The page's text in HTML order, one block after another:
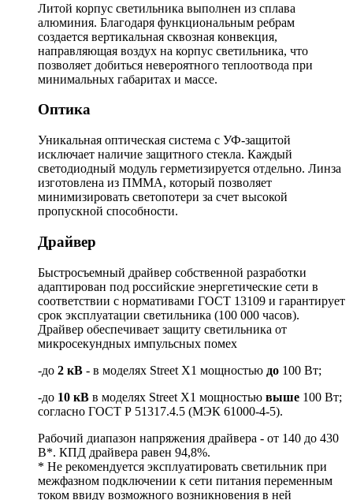
Литой корпус светильника выполнен из сплава
алюминия. Благодаря функциональным ребрам
создается вертикальная сквозная конвекция,
направляющая воздух на корпус светильника, что
позволяет добиться невероятного теплоотвода при
минимальных габаритах и массе.
Оптика
Уникальная оптическая система с УФ-защитой
исключает наличие защитного стекла. Каждый
светодиодный модуль герметизируется отдельно. Линза
изготовлена из ПММА, который позволяет
минимизировать светопотери за счет высокой
пропускной способности.
Драйвер
Быстросъемный драйвер собственной разработки
адаптирован под российские энергетические сети в
соответствии с нормативами ГОСТ 13109 и гарантирует
срок эксплуатации светильника (100 000 часов).
Драйвер обеспечивает защиту светильника от
микросекундных импульсных помех
-до 2 кВ - в моделях Street X1 мощностью до 100 Вт;
-до 10 кВ в моделях Street X1 мощностью выше 100 Вт;
согласно ГОСТ Р 51317.4.5 (МЭК 61000-4-5).
Рабочий диапазон напряжения драйвера - от 140 до 430
В*. КПД драйвера равен 94,8%.
* Не рекомендуется эксплуатировать светильник при
межфазном подключении к сети питания переменным
током ввиду возможного возникновения в ней